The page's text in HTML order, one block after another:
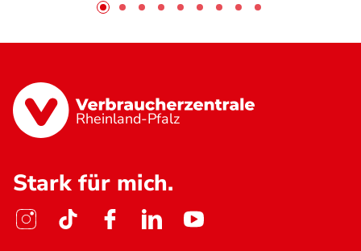
Rheinland-Pfalz
Stark für mich.